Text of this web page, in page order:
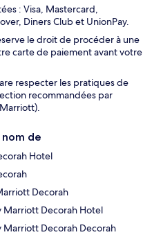
: Visa, Mastercard,
Diners Club et UnionPay.
le droit de procéder à une
carte de paiement avant votre
respecter les pratiques de
recommandées par
nom de
Hotel
Decorah
Marriott Decorah Hotel
Marriott Decorah Decorah